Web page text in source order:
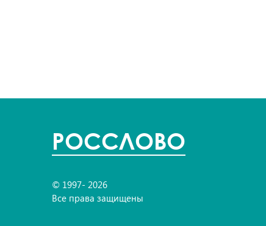
POCСЛОВО
© 1997- 2026
Все права защищены